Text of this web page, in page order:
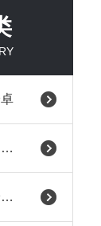
超高榴莲APP下载苹果IOS和安卓
榴莲APP下载苹果IOS和安卓（耐腐蚀）